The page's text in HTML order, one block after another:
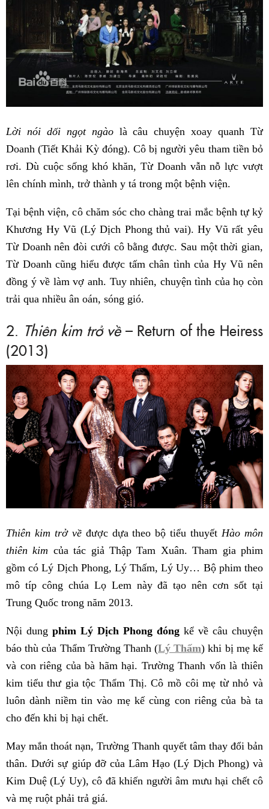
Lời nói dối ngọt ngàolà câu chuyện xoay quanh Từ
Doanh (Tiết Khải Kỳ đóng). Cô bị người yêu tham tiền bỏ
rơi. Dù cuộc sống khó khăn, Từ Doanh vẫn nỗ lực vượt
lên chính mình, trở thành y tá trong một bệnh viện.
Tại bệnh viện, cô chăm sóc cho chàng trai mắc bệnh tự kỷ
Khương Hy Vũ (Lý Dịch Phong thủ vai). Hy Vũ rất yêu
Từ Doanh nên đòi cưới cô bằng được. Sau một thời gian,
Từ Doanh cũng hiểu được tấm chân tình của Hy Vũ nên
đồng ý về làm vợ anh. Tuy nhiên, chuyện tình của họ còn
trải qua nhiều ân oán, sóng gió.
2. Thiên kim trở về– Return of the Heiress
(2013)
Thiên kim trở vềđược dựa theo bộ tiểu thuyết Hào môn
thiên kim của tác giả Thập Tam Xuân. Tham gia phim
gồm có Lý Dịch Phong, Lý Thấm, Lý Uy… Bộ phim theo
mô típ công chúa Lọ Lem này đã tạo nên cơn sốt tại
Trung Quốc trong năm 2013.
Nội dung phim Lý Dịch Phong đóng kể về câu chuyện
báo thù của Thẩm Trường Thanh (Lý Thấm) khi bị mẹ kế
và con riêng của bà hãm hại. Trường Thanh vốn là thiên
kim tiểu thư gia tộc Thẩm Thị. Cô mồ côi mẹ từ nhỏ và
luôn dành niềm tin vào mẹ kế cùng con riêng của bà ta
cho đến khi bị hại chết.
May mắn thoát nạn, Trường Thanh quyết tâm thay đổi bản
thân. Dưới sự giúp đỡ của Lâm Hạo (Lý Dịch Phong) và
Kim Duệ (Lý Uy), cô đã khiến người âm mưu hại chết cô
và mẹ ruột phải trả giá.